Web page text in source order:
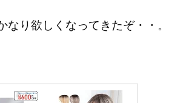
なり欲しくなってきたぞ・・。